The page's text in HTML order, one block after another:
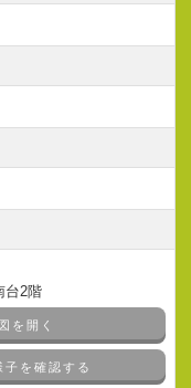
台2階
を開く
を確認する